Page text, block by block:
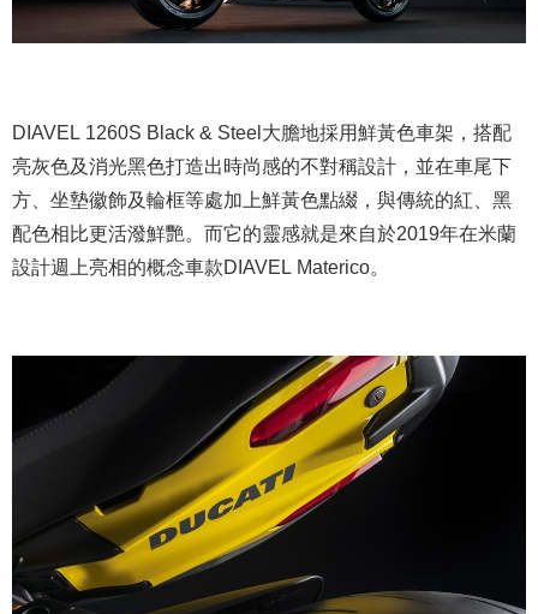
DIAVEL 1260S Black & Steel大膽地採用鮮黃色車架，搭配
亮灰色及消光黑色打造出時尚感的不對稱設計，並在車尾下
方、坐墊徽飾及輪框等處加上鮮黃色點綴，與傳統的紅、黑
配色相比更活潑鮮艷。而它的靈感就是來自於2019年在米蘭
設計週上亮相的概念車款DIAVEL Materico。